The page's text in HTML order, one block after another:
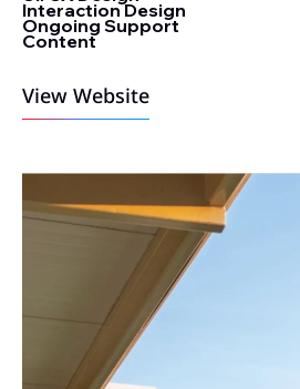
Interaction Design
Ongoing Support
Content
View Website